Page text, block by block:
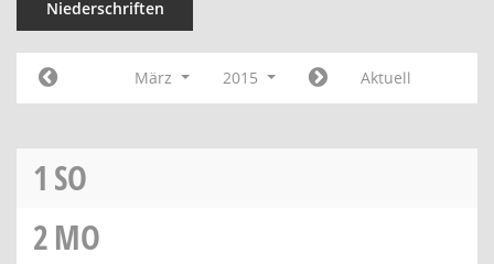
Niederschriften
März 2015 Aktuell
1 SO
2MO